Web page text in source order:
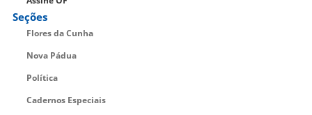
Seções
Flores da Cunha
Nova Pádua
Política
Cadernos Especiais